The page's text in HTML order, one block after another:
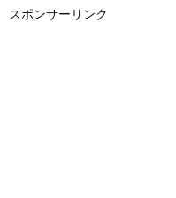
スポンサーリンク